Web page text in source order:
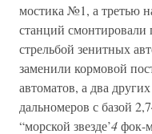
мостика №1, а третью
станций смонтировали
стрельбой зенитных
заменили кормовой
автоматов, а два
дальномеров с базой
“морской звезде’4фок-